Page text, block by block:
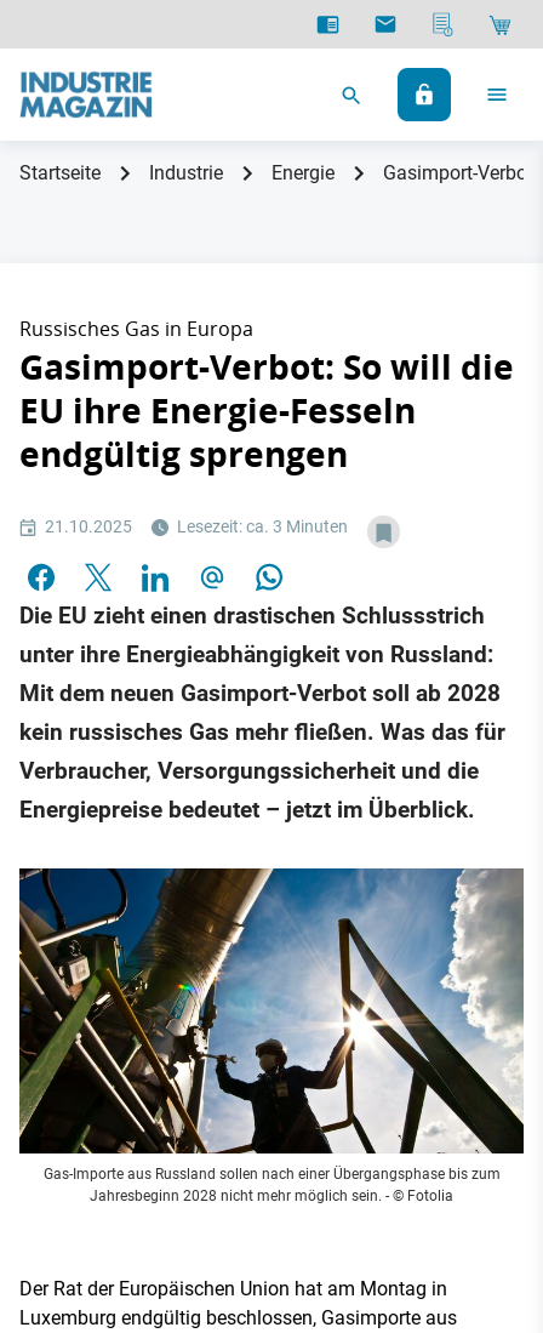
Startseite Industrie Energie Gasimport-
Russisches Gas in Europa
Gasimport-Verbot: So will die
EU ihre Energie-Fesseln
endgültig sprengen
21.10.2025 Lesezeit: ca. 3 Minuten
Die EU zieht einen drastischen Schlussstrich
unter ihre Energieabhängigkeit von Russland:
Mit dem neuen Gasimport-Verbot soll ab 2028
kein russisches Gas mehr fließen. Was das für
Verbraucher, Versorgungssicherheit und die
Energiepreise bedeutet – jetzt im Überblick.
Gas-Importe aus Russland sollen nach einer Übergangsphase bis zum
Jahresbeginn 2028 nicht mehr möglich sein. - © Fotolia
Der Rat der Europäischen Union hat am Montag in
Luxemburg endgültig beschlossen, Gasimporte aus